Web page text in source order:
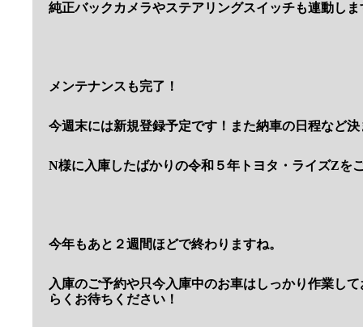
純正バックカメラやステアリングスイッチも連動しま
メンテナンスも完了！
今週末には新規登録予定です！また納車の日程など
N様に入庫したばかりの令和５年トヨタ・ライズZを
今年もあと２週間ほどで終わりますね。
入庫のご予約や只今入庫中のお車はしっかり作業し
らくお待ちください！